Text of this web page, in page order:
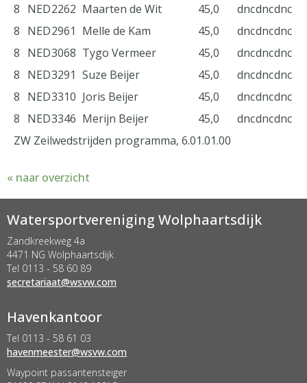
8 NED2262 Maarten de Wit 45,0 dncdncdnc
8 NED2961 Melle de Kam 45,0 dncdncdnc
8 NED3068 Tygo Vermeer 45,0 dncdncdnc
8 NED3291 Suze Beijer 45,0 dncdncdnc
8 NED3310 Joris Beijer 45,0 dncdncdnc
8 NED3346 Merijn Beijer 45,0 dncdncdnc
ZW Zeilwedstrijden programma, 6.01.01.00
« naar overzicht
Watersportvereniging Wolphaartsdijk
Zandkreekweg 4a
4471 NG Wolphaartsdijk
Tel 0113 - 58 60 89
taairaterces@wsvw.com
Havenkantoor
Tel 0113 - 58 61 03
retseemnevah@wsvw.com
Waypoint passantensteiger